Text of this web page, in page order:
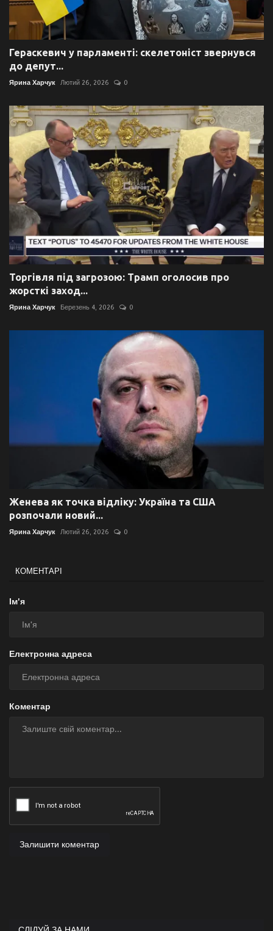
Гераскевич у парламенті: скелетоніст звернувся
до депут...
Ярина Харчук Лютий 26, 2026 0
Торгівля під загрозою: Трамп оголосив про
жорсткі заход...
Ярина Харчук Березень 4, 2026 0
Женева як точка відліку: Україна та США
розпочали новий...
Ярина Харчук Лютий 26, 2026 0
КОМЕНТАРІ
Ім'я
Електронна адреса
Коментар
Залишити коментар